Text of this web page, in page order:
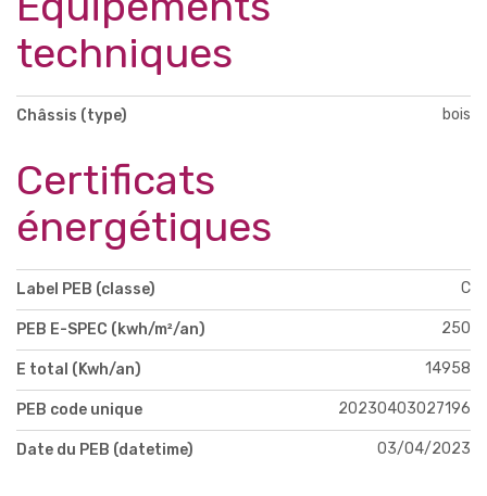
techniques
Châssis (type) bois
Certificats
énergétiques
Label PEB (classe) C
PEB E-SPEC (kwh/m²/an) 250
E total (Kwh/an) 14958
PEB code unique 20230403027196
Date du PEB (datetime) 03/04/2023